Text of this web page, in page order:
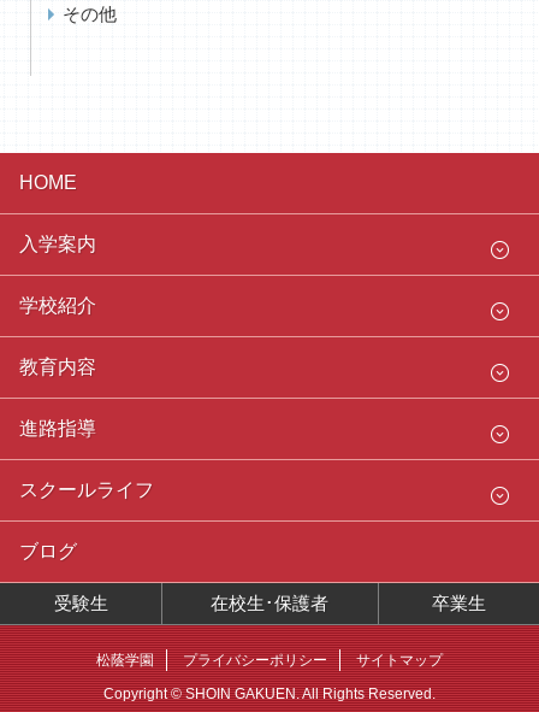
その他
HOME
入学案内
学校紹介
教育内容
進路指導
スクールライフ
ブログ
受験生 在校生･保護者 卒業生
松蔭学園 プライバシーポリシー
サイトマップ
Copyright © SHOIN GAKUEN. All Rights Reserved.